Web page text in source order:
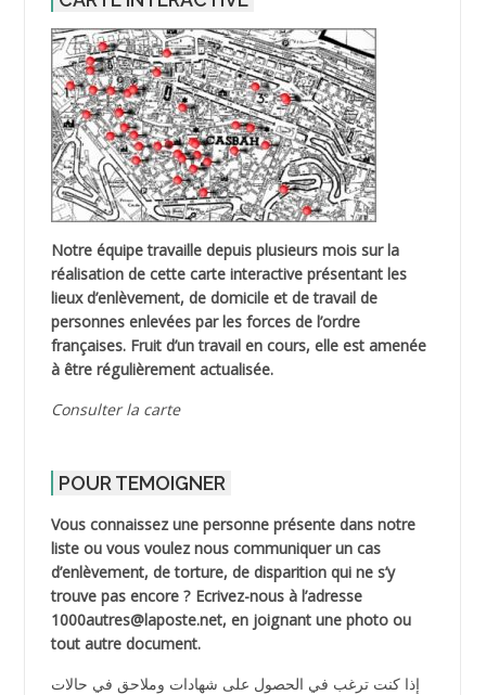
Notre équipe travaille depuis plusieurs mois sur la
réalisation de cette carte interactive présentant les
lieux d’enlèvement, de domicile et de travail de
personnes enlevées par les forces de l’ordre
françaises. Fruit d’un travail en cours, elle est amenée
à être régulièrement actualisée.
Consulter la carte
POUR TEMOIGNER
Vous connaissez une personne présente dans notre
liste ou vous voulez nous communiquer un cas
d’enlèvement, de torture, de disparition qui ne s’y
trouve pas encore ? Ecrivez-nous à l’adresse
1000autres@laposte.net, en joignant une photo ou
tout autre document.
إذا كنت ترغب في الحصول على شهادات وملاحق في حالات